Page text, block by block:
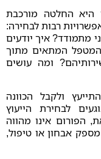
היא החלטה מורכבת
רבות לבחירה:
מתמודד? איך יודעים
המטפל המתאים מתוך
ומה עושים
ולקבל הכוונה
לבחירת הייעוץ
הפורום אינו מהווה
אבחון או טיפול,